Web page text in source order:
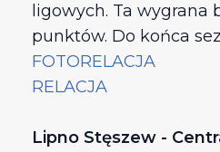
ligowych. Ta
punktów. Do końca
FOTORELACJA
RELACJA
Lipno Stęszew -